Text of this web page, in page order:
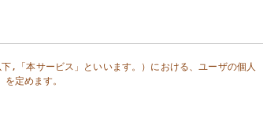
,「本サービス」といいます。）における、ユーザの個人
定めます。